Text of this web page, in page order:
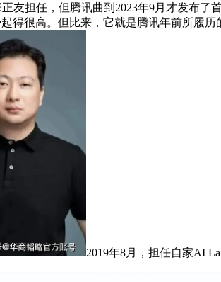
任，但腾讯曲到2023年9月才发布了
得很高。但比来，它就是腾讯年前所履
2019年8月，担任自家AI